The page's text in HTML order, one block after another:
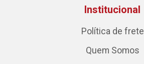
Institucional
Política de frete
Quem Somos